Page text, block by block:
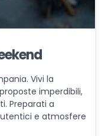
Vivi la
imperdibili,
Preparati a
e atmosfere